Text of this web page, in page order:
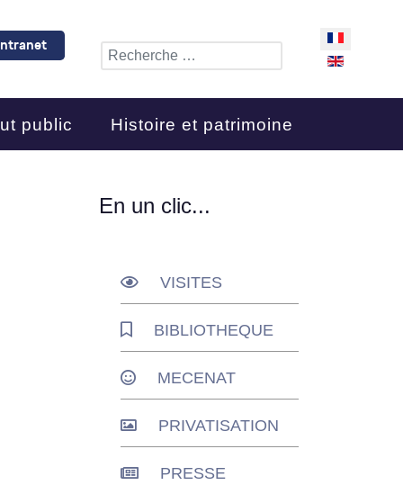
Rechercher
Sélectionnez
public Histoire et patrimoine
En un clic...
VISITES
BIBLIOTHEQUE
MECENAT
PRIVATISATION
PRESSE